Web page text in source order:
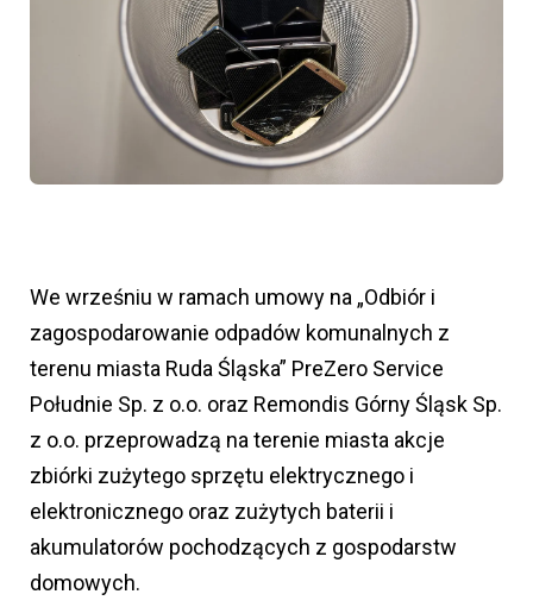
We wrześniu w ramach umowy na „Odbiór i
zagospodarowanie odpadów komunalnych z
terenu miasta Ruda Śląska” PreZero Service
Południe Sp. z o.o. oraz Remondis Górny Śląsk Sp.
z o.o. przeprowadzą na terenie miasta akcje
zbiórki zużytego sprzętu elektrycznego i
elektronicznego oraz zużytych baterii i
akumulatorów pochodzących z gospodarstw
domowych.